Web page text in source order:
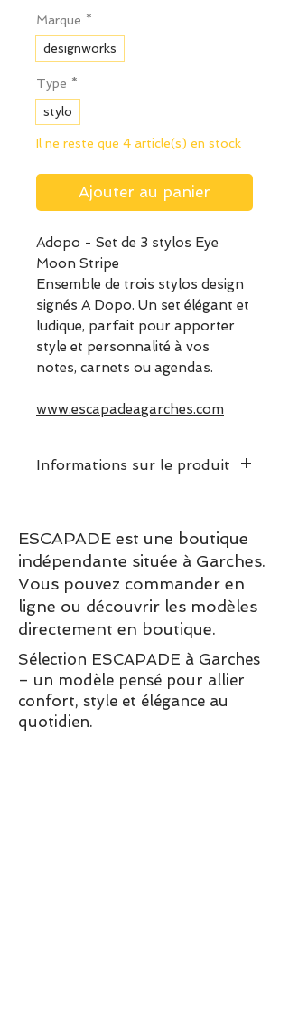
Marque *
designworks
Type *
stylo
Il ne reste que 4 article(s) en stock
Ajouter au panier
Adopo - Set de 3 stylos Eye
Moon Stripe
Ensemble de trois stylos design
signés A Dopo. Un set élégant et
ludique, parfait pour apporter
style et personnalité à vos
notes, carnets ou agendas.
www.escapadeagarches.com
Informations sur le produit
ESCAPADE est une boutique
indépendante située à Garches.
Vous pouvez commander en
ligne ou découvrir les modèles
directement en boutique.
Sélection ESCAPADE à Garches
– un modèle pensé pour allier
confort, style et élégance au
quotidien.